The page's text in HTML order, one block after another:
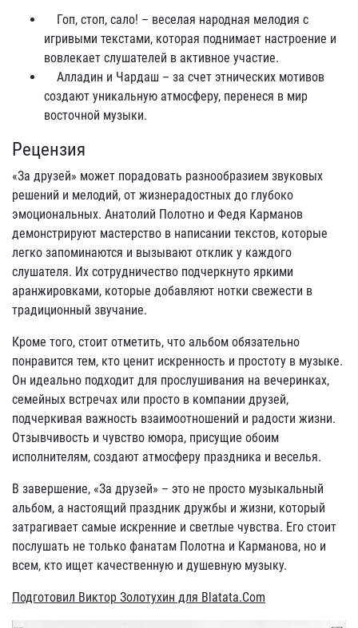
Гоп, стоп, сало! – веселая народная мелодия с
игривыми текстами, которая поднимает настроение и
вовлекает слушателей в активное участие.
Алладин и Чардаш – за счет этнических мотивов
создают уникальную атмосферу, перенеся в мир
восточной музыки.
Рецензия
«За друзей» может порадовать разнообразием звуковых
решений и мелодий, от жизнерадостных до глубоко
эмоциональных. Анатолий Полотно и Федя Карманов
демонстрируют мастерство в написании текстов, которые
легко запоминаются и вызывают отклик у каждого
слушателя. Их сотрудничество подчеркнуто яркими
аранжировками, которые добавляют нотки свежести в
традиционный звучание.
Кроме того, стоит отметить, что альбом обязательно
понравится тем, кто ценит искренность и простоту в музыке.
Он идеально подходит для прослушивания на вечеринках,
семейных встречах или просто в компании друзей,
подчеркивая важность взаимоотношений и радости жизни.
Отзывчивость и чувство юмора, присущие обоим
исполнителям, создают атмосферу праздника и веселья.
В завершение, «За друзей» – это не просто музыкальный
альбом, а настоящий праздник дружбы и жизни, который
затрагивает самые искренние и светлые чувства. Его стоит
послушать не только фанатам Полотна и Карманова, но и
всем, кто ищет качественную и душевную музыку.
Подготовил Виктор Золотухин для Blatata.Com